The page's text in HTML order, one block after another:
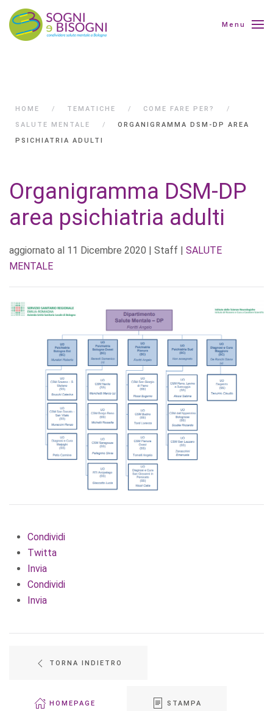
Menu
HOME TEMATICHE
COME FARE PER?
SALUTE MENTALE
ORGANIGRAMMA DSM-DP AREA
PSICHIATRIA ADULTI
Organigramma DSM-DP
area psichiatria adulti
aggiornato al 11 Dicembre 2020 | Staff | SALUTE
MENTALE
Condividi
Twitta
Invia
Condividi
Invia
TORNA INDIETRO
HOMEPAGE STAMPA